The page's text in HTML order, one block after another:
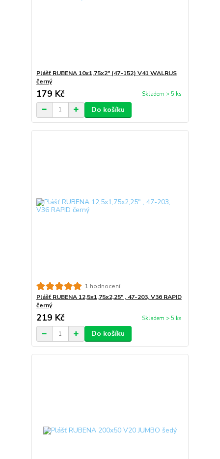
Plášť RUBENA 10x1,75x2" (47-152) V41 WALRUS
černý
179 Kč Skladem > 5 ks
Do košíku
1 hodnocení
Plášť RUBENA 12,5x1,75x2,25" , 47-203, V36 RAPID
černý
219 Kč Skladem > 5 ks
Do košíku